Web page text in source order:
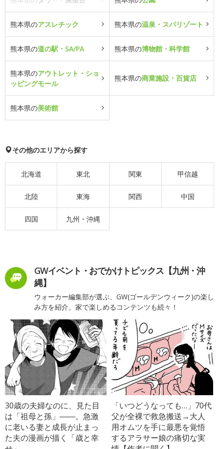
熊本県のアスレチック 熊本県の温泉・スパリゾート
熊本県の道の駅・SA/PA 熊本県の博物館・科学館
熊本県のアウトレット・ショ
ッピングモール
熊本県の商業施設・百貨店
熊本県の美術館
その他のエリアから探す
北海道 東北 関東 甲信越
北陸 東海 関西 中国
四国 九州・沖縄
GWイベント・おでかけトピックス【九州・沖
縄】
ウォーカー編集部が選ぶ、GW(ゴールデンウィーク)の楽し
み方を紹介。家で楽しめるコンテンツも続々！
30歳の夫婦なのに、見た目
は「祖母と孫」――。急激
に老いる妻と成長が止まっ
た夫の漫画が描く「歳と幸
「いつどうなっても…」70代
父が全裸で救急搬送→大人
用オムツを手に最悪を覚悟
するアラサー娘の痛切な実